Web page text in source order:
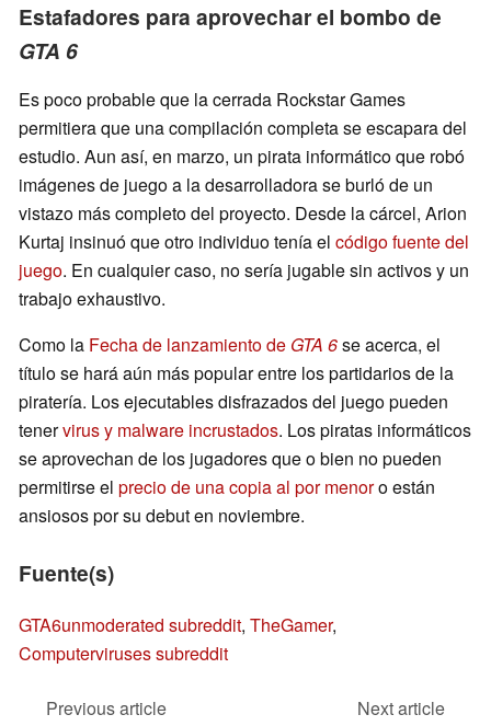
Estafadores para aprovechar el bombo de
GTA 6
Es poco probable que la cerrada Rockstar Games
permitiera que una compilación completa se escapara del
estudio. Aun así, en marzo, un pirata informático que robó
imágenes de juego a la desarrolladora se burló de un
vistazo más completo del proyecto. Desde la cárcel, Arion
Kurtaj insinuó que otro individuo tenía el código fuente del
juego. En cualquier caso, no sería jugable sin activos y un
trabajo exhaustivo.
Como la Fecha de lanzamiento de GTA 6se acerca, el
título se hará aún más popular entre los partidarios de la
piratería. Los ejecutables disfrazados del juego pueden
tenervirus y malware incrustados. Los piratas informáticos
se aprovechan de los jugadores que o bien no pueden
permitirse el precio de una copia al por menoro están
ansiosos por su debut en noviembre.
Fuente(s)
GTA6unmoderated subreddit, TheGamer,
Computerviruses subreddit
Previous article
Next article